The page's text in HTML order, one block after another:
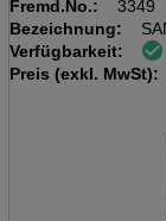
Fremd.No.:
3349
Bezeichnung:
Verfügbarkeit:
Preis (exkl. MwSt):